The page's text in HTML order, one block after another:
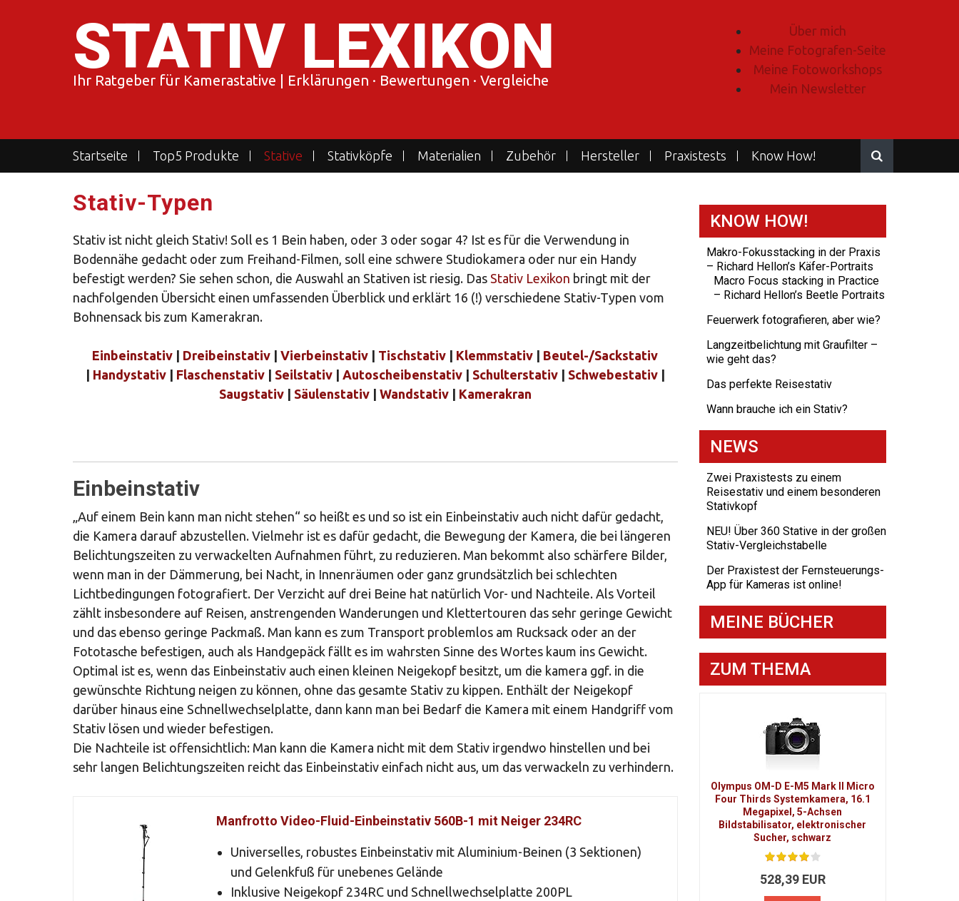
STATIV LEXIKON
Ihr Ratgeber für Kamerastative | Erklärungen · Bewertungen · Vergleiche
Über mich
Meine Fotografen-Seite
Meine Fotoworkshops
Mein Newsletter
Startseite Top5 Produkte Stative Stativköpfe Materialien Zubehör Hersteller Praxistests Know How!
Stativ-Typen
Stativ ist nicht gleich Stativ! Soll es 1 Bein haben, oder 3 oder sogar 4? Ist es für die Verwendung in
Bodennähe gedacht oder zum Freihand-Filmen, soll eine schwere Studiokamera oder nur ein Handy
befestigt werden? Sie sehen schon, die Auswahl an Stativen ist riesig. Das Stativ Lexikon bringt mit der
nachfolgenden Übersicht einen umfassenden Überblick und erklärt 16 (!) verschiedene Stativ-Typen vom
Bohnensack bis zum Kamerakran.
Einbeinstativ Dreibeinstativ |Vierbeinstativ Tischstativ Klemmstativ
Beutel-/Sackstativ
Handystativ| Flaschenstativ| Seilstativ| Autoscheibenstativ| Schulterstativ| Schwebestativ|
Saugstativ| Säulenstativ| Wandstativ| Kamerakran
Einbeinstativ
„Auf einem Bein kann man nicht stehen“ so heißt es und so ist ein Einbeinstativ auch nicht dafür gedacht,
die Kamera darauf abzustellen. Vielmehr ist es dafür gedacht, die Bewegung der Kamera, die bei längeren
Belichtungszeiten zu verwackelten Aufnahmen führt, zu reduzieren. Man bekommt also schärfere Bilder,
wenn man in der Dämmerung, bei Nacht, in Innenräumen oder ganz grundsätzlich bei schlechten
Lichtbedingungen fotografiert. Der Verzicht auf drei Beine hat natürlich Vor- und Nachteile. Als Vorteil
zählt insbesondere auf Reisen, anstrengenden Wanderungen und Klettertouren das sehr geringe Gewicht
und das ebenso geringe Packmaß. Man kann es zum Transport problemlos am Rucksack oder an der
Fototasche befestigen, auch als Handgepäck fällt es im wahrsten Sinne des Wortes kaum ins Gewicht.
Optimal ist es, wenn das Einbeinstativ auch einen kleinen Neigekopf besitzt, um die kamera ggf. in die
gewünschte Richtung neigen zu können, ohne das gesamte Stativ zu kippen. Enthält der Neigekopf
darüber hinaus eine Schnellwechselplatte, dann kann man bei Bedarf die Kamera mit einem Handgriff vom
Stativ lösen und wieder befestigen.
Die Nachteile ist offensichtlich: Man kann die Kamera nicht mit dem Stativ irgendwo hinstellen und bei
sehr langen Belichtungszeiten reicht das Einbeinstativ einfach nicht aus, um das verwackeln zu verhindern.
Manfrotto Video-Fluid-Einbeinstativ 560B-1 mit Neiger 234RC
Universelles, robustes Einbeinstativ mit Aluminium-Beinen (3 Sektionen)
und Gelenkfuß für unebenes Gelände
Inklusive Neigekopf 234RC und Schnellwechselplatte 200PL
KNOW HOW!
Makro-Fokusstacking in der Praxis
– Richard Hellon’s Käfer-Portraits
Macro Focus stacking in Practice
– Richard Hellon’s Beetle Portraits
Feuerwerk fotografieren, aber wie?
Langzeitbelichtung mit Graufilter –
wie geht das?
Das perfekte Reisestativ
Wann brauche ich ein Stativ?
NEWS
Zwei Praxistests zu einem
Reisestativ und einem besonderen
Stativkopf
NEU! Über 360 Stative in der großen
Stativ-Vergleichstabelle
Der Praxistest der Fernsteuerungs-
App für Kameras ist online!
MEINE BÜCHER
ZUM THEMA
Olympus OM-D E-M5 Mark II Micro
Four Thirds Systemkamera, 16.1
Megapixel, 5-Achsen
Bildstabilisator, elektronischer
Sucher, schwarz
528,39 EUR